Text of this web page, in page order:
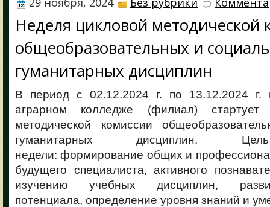
Неделя цикловой методической
общеобразовательных и
гуманитарных дисциплин
В период с 02.12.2024 г. по 13.12.2024 г.
аграрном колледже (филиал) стартует
методической комиссии
гуманитарных дисциплин.
недели: формирование общих и
будущего специалиста, активного
изучению учебных дисциплин,
потенциала, определение уровня знаний и